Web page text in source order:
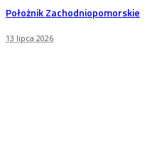
Położnik Zachodniopomorskie
13 lipca 2026